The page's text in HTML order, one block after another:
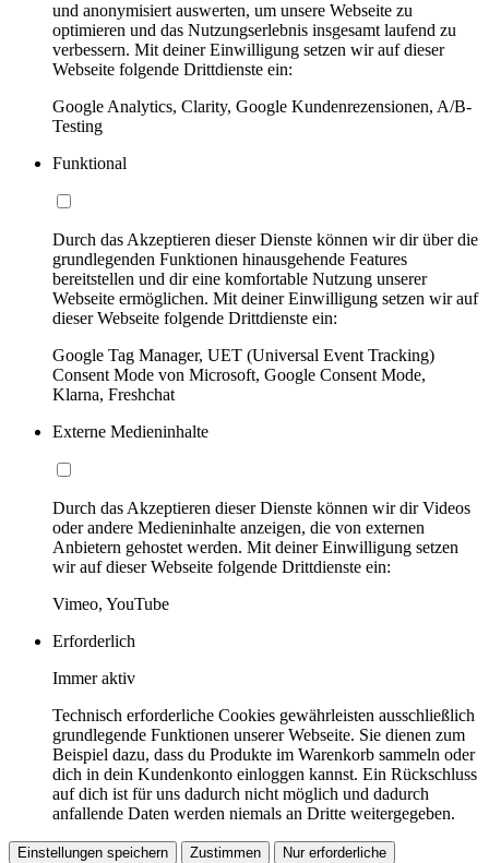
und anonymisiert auswerten, um unsere Webseite zu
optimieren und das Nutzungserlebnis insgesamt laufend zu
verbessern. Mit deiner Einwilligung setzen wir auf dieser
Webseite folgende Drittdienste ein:
Google Analytics, Clarity, Google Kundenrezensionen, A/B-
Testing
Funktional
Durch das Akzeptieren dieser Dienste können wir dir über die
grundlegenden Funktionen hinausgehende Features
bereitstellen und dir eine komfortable Nutzung unserer
Webseite ermöglichen. Mit deiner Einwilligung setzen wir auf
dieser Webseite folgende Drittdienste ein:
Google Tag Manager, UET (Universal Event Tracking)
Consent Mode von Microsoft, Google Consent Mode,
Klarna, Freshchat
Externe Medieninhalte
Durch das Akzeptieren dieser Dienste können wir dir Videos
oder andere Medieninhalte anzeigen, die von externen
Anbietern gehostet werden. Mit deiner Einwilligung setzen
wir auf dieser Webseite folgende Drittdienste ein:
Vimeo, YouTube
Erforderlich
Immer aktiv
Technisch erforderliche Cookies gewährleisten ausschließlich
grundlegende Funktionen unserer Webseite. Sie dienen zum
Beispiel dazu, dass du Produkte im Warenkorb sammeln oder
dich in dein Kundenkonto einloggen kannst. Ein Rückschluss
auf dich ist für uns dadurch nicht möglich und dadurch
anfallende Daten werden niemals an Dritte weitergegeben.
Einstellungen speichern Zustimmen Nur erforderliche